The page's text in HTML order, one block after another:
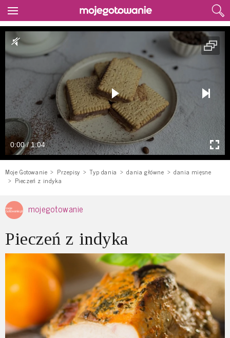
0:00 / 1:04
Moje Gotowanie Przepisy Typ dania dania główne
dania mięsne
Pieczeń z indyka
mojegotowanie
Pieczeń z indyka